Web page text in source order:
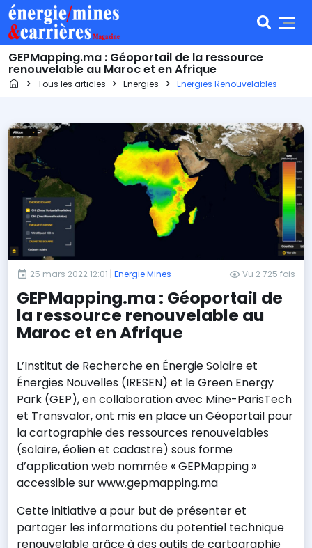
GEPMapping.ma : Géoportail de la ressource
renouvelable au Maroc et en Afrique
Page d'accueil
Tous les articles Energies Energies Renouvelables
25 mars 2022 12:01 | Energie Mines Vu 2 725 fois
GEPMapping.ma : Géoportail de
la ressource renouvelable au
Maroc et en Afrique
L’Institut de Recherche en Énergie Solaire et
Énergies Nouvelles (IRESEN) et le Green Energy
Park (GEP), en collaboration avec Mine-ParisTech
et Transvalor, ont mis en place un Géoportail pour
la cartographie des ressources renouvelables
(solaire, éolien et cadastre) sous forme
d’application web nommée « GEPMapping »
accessible sur www.gepmapping.ma
Cette initiative a pour but de présenter et
partager les informations du potentiel technique
renouvelable grâce à des outils de cartographie